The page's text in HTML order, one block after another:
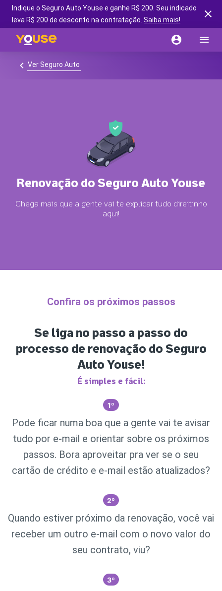
Indique o Seguro Auto Youse e ganhe R$ 200. Seu indicado
leva R$ 200 de desconto na contratação. Saiba mais!
Ver Seguro Auto
Renovação do Seguro Auto Youse
Chega mais que a gente vai te explicar tudo direitinho
aqui!
Confira os próximos passos
Se liga no passo a passo do
processo de renovação do Seguro
Auto Youse!
É simples e fácil:
1º
Pode ficar numa boa que a gente vai te avisar
tudo por e-mail e orientar sobre os próximos
passos. Bora aproveitar pra ver se o seu
cartão de crédito e e-mail estão atualizados?
2º
Quando estiver próximo da renovação, você vai
receber um outro e-mail com o novo valor do
seu contrato, viu?
3º